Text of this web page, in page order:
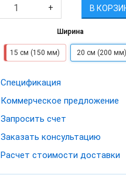
+ В
Ширина
15 см (150 мм) 20 см (200 мм)
Cпецификация
Коммерческое предложение
Запросить счет
Заказать консультацию
Расчет стоимости доставки